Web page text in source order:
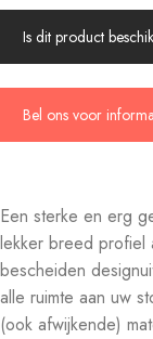
Is dit product
Bel ons voor
Een sterke en erg
lekker breed profiel
bescheiden
alle ruimte aan uw
(ook afwijkende)